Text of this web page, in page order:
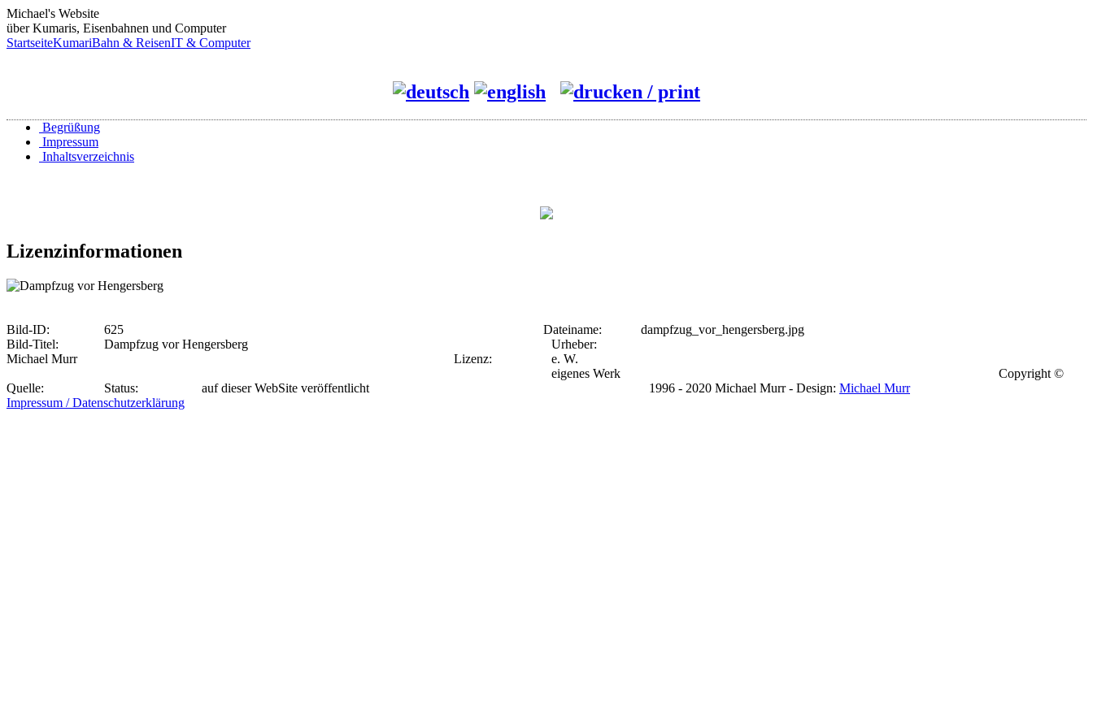
Michael's Website
über Kumaris, Eisenbahnen und Computer
StartseiteKumariBahn & ReisenIT & Computer
Begrüßung
Impressum
Inhaltsverzeichnis
Lizenzinformationen
Bild-ID: 625 Dateiname:
dampfzug_vor_hengersberg.jpg
Bild-Titel:
Dampfzug vor Hengersberg
Urheber:
Michael Murr
Lizenz:
e. W.
eigenes Werk
Quelle:
Status: auf dieser WebSite veröffentlicht
Copyright ©
1996 - 2020 Michael Murr - Design: Michael Murr
Impressum / Datenschutzerklärung